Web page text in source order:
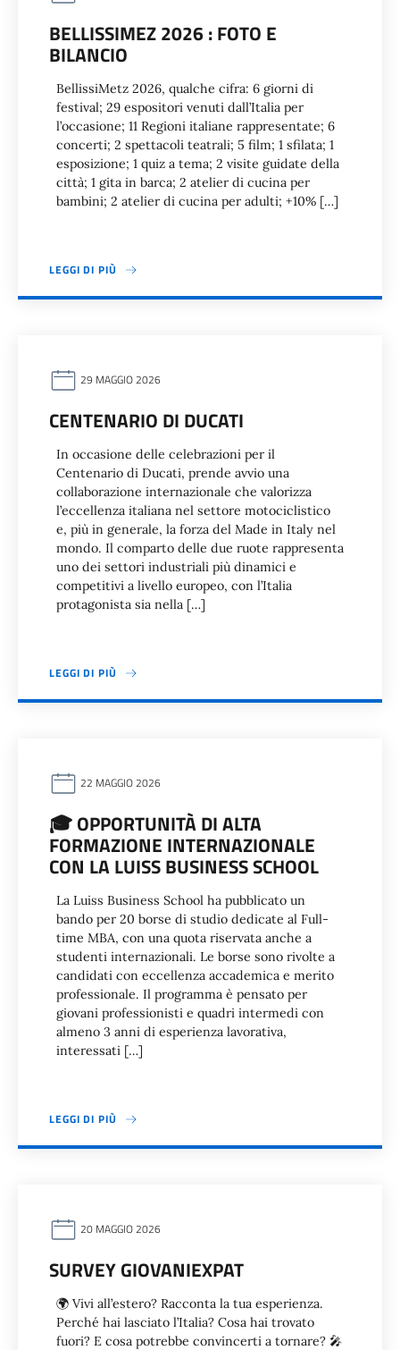
BELLISSIMEZ 2026 : FOTO E
BILANCIO
BellissiMetz 2026, qualche cifra: 6 giorni di
festival; 29 espositori venuti dall’Italia per
l’occasione; 11 Regioni italiane rappresentate; 6
concerti; 2 spettacoli teatrali; 5 film; 1 sfilata; 1
esposizione; 1 quiz a tema; 2 visite guidate della
città; 1 gita in barca; 2 atelier di cucina per
bambini; 2 atelier di cucina per adulti; +10% […]
LEGGI DI PIÙ
29 MAGGIO 2026
CENTENARIO DI DUCATI
In occasione delle celebrazioni per il
Centenario di Ducati, prende avvio una
collaborazione internazionale che valorizza
l’eccellenza italiana nel settore motociclistico
e, più in generale, la forza del Made in Italy nel
mondo. Il comparto delle due ruote rappresenta
uno dei settori industriali più dinamici e
competitivi a livello europeo, con l’Italia
protagonista sia nella […]
LEGGI DI PIÙ
22 MAGGIO 2026
🎓 OPPORTUNITÀ DI ALTA
FORMAZIONE INTERNAZIONALE
CON LA LUISS BUSINESS SCHOOL
La Luiss Business School ha pubblicato un
bando per 20 borse di studio dedicate al Full-
time MBA, con una quota riservata anche a
studenti internazionali. Le borse sono rivolte a
candidati con eccellenza accademica e merito
professionale. Il programma è pensato per
giovani professionisti e quadri intermedi con
almeno 3 anni di esperienza lavorativa,
interessati […]
LEGGI DI PIÙ
20 MAGGIO 2026
SURVEY GIOVANIEXPAT
🌍 Vivi all’estero? Racconta la tua esperienza.
Perché hai lasciato l’Italia? Cosa hai trovato
fuori? E cosa potrebbe convincerti a tornare? 🎤